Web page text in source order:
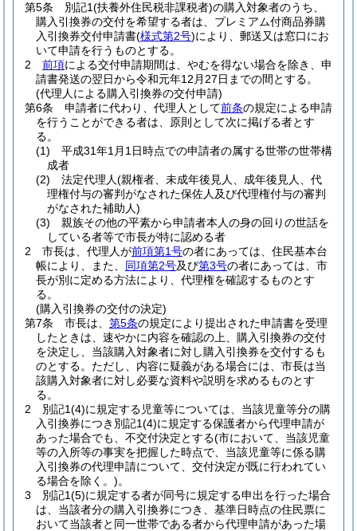
第5条
別記1(扶養外住民税非課税者)の購入対象者のうち、
購入引換券の交付を希望する者は、プレミアム付商品券購
入引換券交付申請書(様式第2号)により、郵送又は窓口にお
いて申請を行うものとする。
2
前項による交付申請期間は、やむを得ない場合を除き、申
請書発送の翌日から令和元年12月27日までの間とする。
(代理人による購入引換券の交付申請)
第6条
申請者に代わり、代理人として前条の規定による申請
を行うことができる者は、原則として次に掲げる者とす
る。
(1)
平成31年1月1日時点での申請者の属する世帯の世帯構
成者
(2)
法定代理人(親権者、未成年後見人、成年後見人、代
理権付与の審判がなされた保佐人及び代理権付与の審判
がなされた補助人)
(3)
親族その他の平素から申請者本人の身の回りの世話を
している者等で市長が特に認める者
2
市長は、代理人が前項第1号の者にあっては、住民基本台
帳により、また、 同項第2号及び第3号の者にあっては、市
長が別に定める方法により、代理権を確認するものとす
る。
(購入引換券の交付の決定)
第7条
市長は、 第5条の規定により提出された申請書を受理
したときは、速やかに内容を確認の上、購入引換券の交付
を決定し、当該購入対象者に対し購入引換券を交付するも
のとする。 ただし、内容に疑義がある場合には、市長は当
該購入対象者に対し必要な資料や説明を求めるものとす
る。
2
別記1(4)に規定する児童等については、当該児童等分の購
入引換券につき別記1(4)に規定する保護者から代理申請が
あった場合でも、不交付決定とする(市において、当該児童
等の入所等の事実を把握した時点で、当該児童等に係る購
入引換券の代理申請について、交付決定が既に行われてい
る場合を除く。)。
3
別記1(5)に規定する者が同号に規定する申出を行った場合
は、当該者分の購入引換券につき、基準日時点の住民票に
おいて当該者と同一世帯である者から代理申請があった場